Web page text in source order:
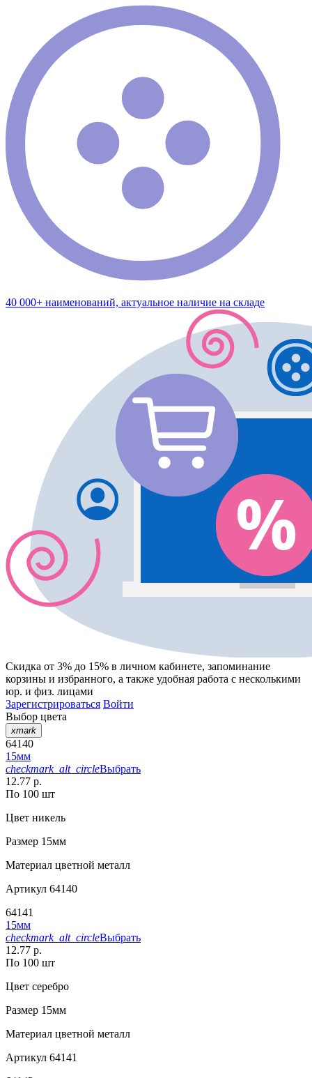
40 000+ наименований, актуальное наличие на складе
Скидка от 3% до 15% в личном кабинете, запоминание
корзины и избранного, а также удобная работа с несколькими
юр. и физ. лицами
Зарегистрироваться Войти
Выбор цвета
xmark
64140
15мм
checkmark_alt_circleВыбрать
12.77 р.
По 100 шт
Цвет никель
Размер 15мм
Материал цветной металл
Артикул 64140
64141
15мм
checkmark_alt_circleВыбрать
12.77 р.
По 100 шт
Цвет серебро
Размер 15мм
Материал цветной металл
Артикул 64141